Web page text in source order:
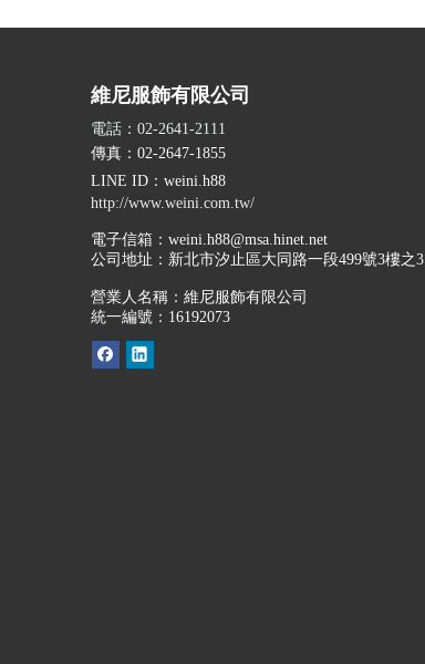
維尼服飾有限公司
電話：02-2641-2111
傳真：02-2647-1855
LINE ID ：weini.h88
http://www.weini.com.tw/
電子信箱： weini.h88@msa.hinet.net
公司地址： 新北市汐止區大同路一段499號3樓之3
營業人名稱：維尼服飾有限公司
統一編號：16192073